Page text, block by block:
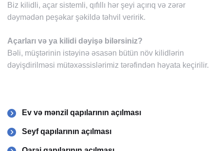
Biz kilidli, açar sistemli, qıfıllı hər şeyi açırıq və zərər
dəymədən peşəkar şəkildə təhvil veririk.
Açarları və ya kilidi dəyişə bilərsiniz?
Bəli, müştərinin istəyinə əsasən bütün növ kilidlərin
dəyişdirilməsi mütəxəssislərimiz tərəfindən həyata keçirilir.
Ev və mənzil qapılarının açılması
Seyf qapılarının açılması